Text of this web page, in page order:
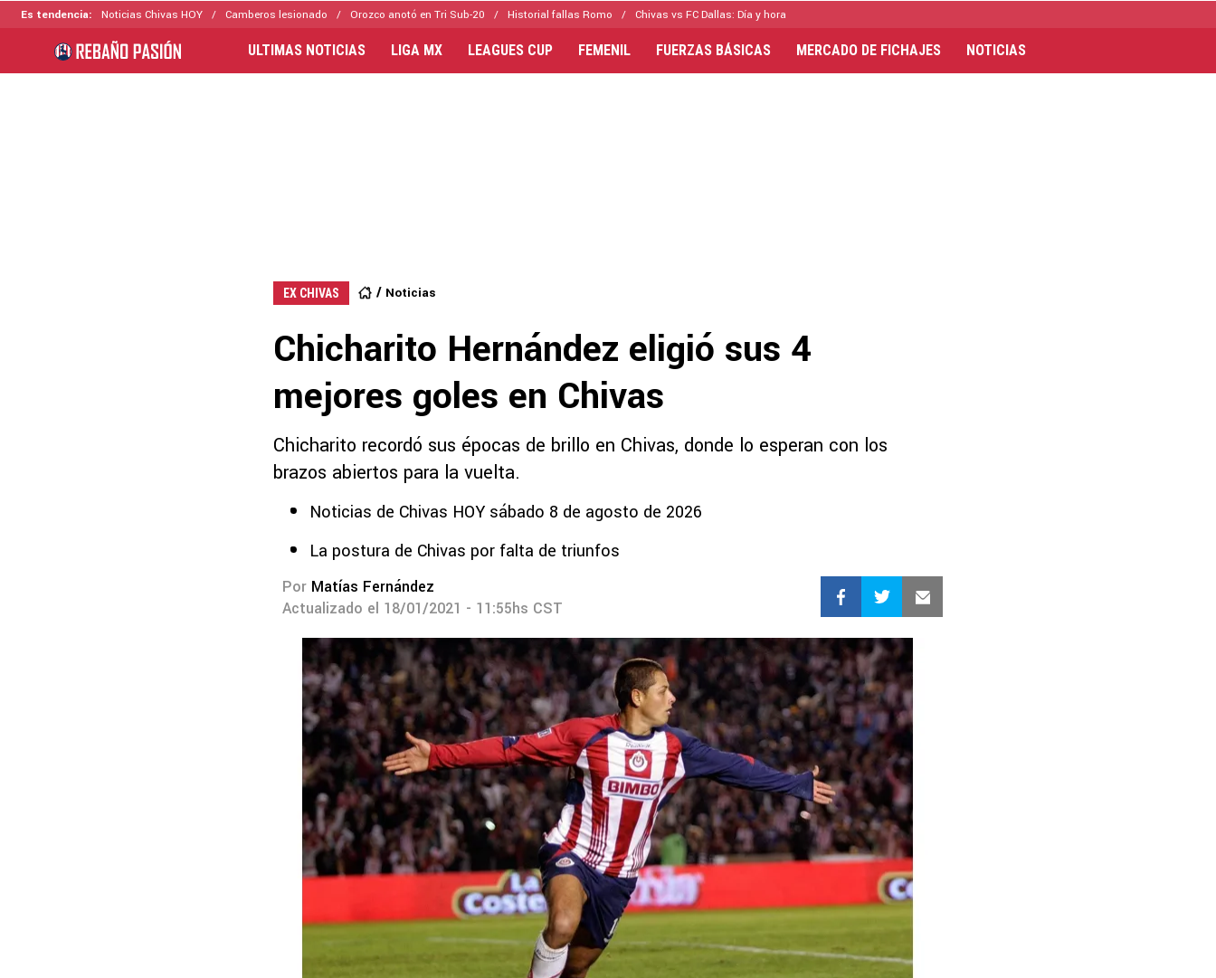
Es tendencia: Noticias Chivas HOY Camberos lesionado Orozco anotó en Tri Sub-20 Historial fallas Romo Chivas vs FC Dallas: Día y hora
ULTIMAS NOTICIAS LIGA MX LEAGUES CUP FEMENIL FUERZAS BÁSICAS MERCADO DE FICHAJES NOTICIAS
EX CHIVAS Noticias
Chicharito Hernández eligió sus 4
mejores goles en Chivas
Chicharito recordó sus épocas de brillo en Chivas, donde lo esperan con los
brazos abiertos para la vuelta.
Noticias de Chivas HOY sábado 8 de agosto de 2026
La postura de Chivas por falta de triunfos
Por Matías Fernández
Actualizado el 18/01/2021 - 11:55hs CST